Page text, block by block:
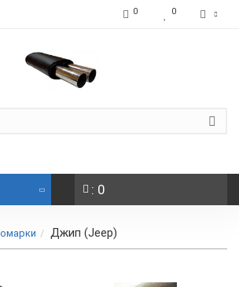
0 0
: 0
Джип (Jeep)